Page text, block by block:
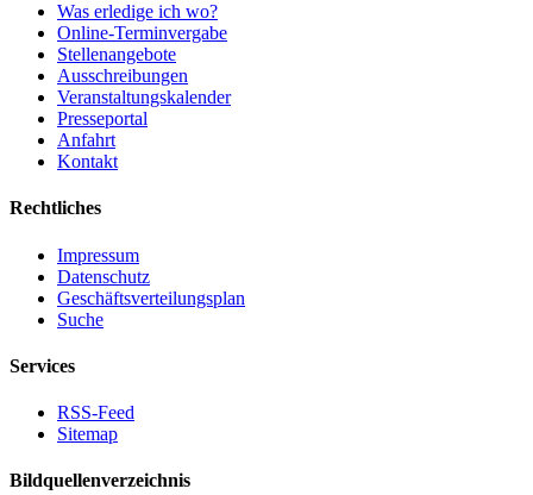
Was erledige ich wo?
Online-Terminvergabe
Stellenangebote
Ausschreibungen
Veranstaltungskalender
Presseportal
Anfahrt
Kontakt
Rechtliches
Impressum
Datenschutz
Geschäftsverteilungsplan
Suche
Services
RSS-Feed
Sitemap
Bildquellenverzeichnis